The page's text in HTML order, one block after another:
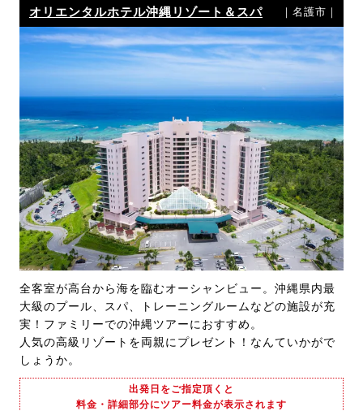
オリエンタルホテル沖縄リゾート＆スパ ｜名護市｜
全客室が高台から海を臨むオーシャンビュー。沖縄県内最
大級のプール、スパ、トレーニングルームなどの施設が充
実！ファミリーでの沖縄ツアーにおすすめ。
人気の高級リゾートを両親にプレゼント！なんていかがで
しょうか。
出発日をご指定頂くと
料金・詳細部分にツアー料金が表示されます